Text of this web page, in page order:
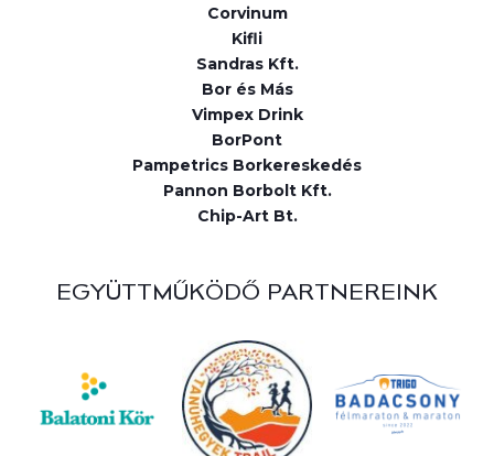
Corvinum
Kifli
Sandras Kft.
Bor és Más
Vimpex Drink
BorPont
Pampetrics Borkereskedés
Pannon Borbolt Kft.
Chip-Art Bt.
EGYÜTTMŰKÖDŐ PARTNEREINK